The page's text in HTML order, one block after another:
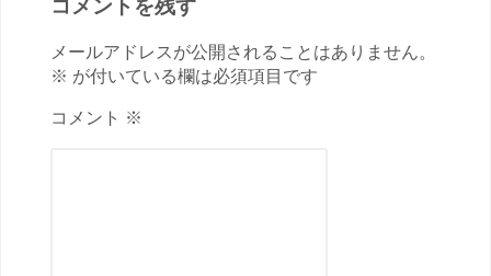
コメントを残す
メールアドレスが公開されることはありません。
※ が付いている欄は必須項目です
コメント ※